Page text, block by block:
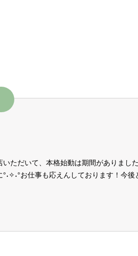
ただいて、本格始動は期間がありまし
お仕事も応えんしております！今後